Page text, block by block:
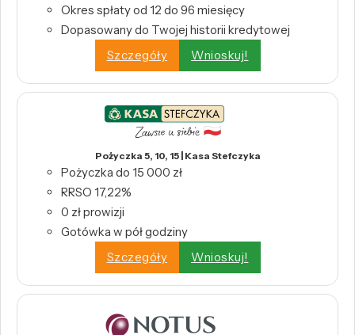
Okres spłaty od 12 do 96 miesięcy
Dopasowany do Twojej historii kredytowej
Szczegóły
Wnioskuj!
Pożyczka 5, 10, 15 | Kasa Stefczyka
Pożyczka do 15 000 zł
RRSO 17,22%
0 zł prowizji
Gotówka w pół godziny
Szczegóły
Wnioskuj!